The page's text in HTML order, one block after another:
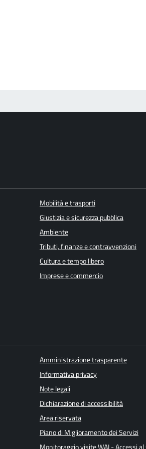
Mobilità e trasporti
Giustizia e sicurezza pubblica
Ambiente
Tributi, finanze e contravvenzioni
Cultura e tempo libero
Imprese e commercio
Amministrazione trasparente
Informativa privacy
Note legali
Dichiarazione di accessibilità
Area riservata
Piano di Miglioramento dei Servizi